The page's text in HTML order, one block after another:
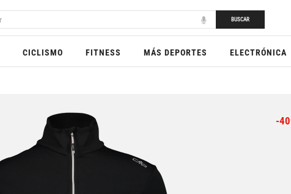
BUSCAR
CICLISMO FITNESS MÁS DEPORTES ELECTRÓNICA
-40